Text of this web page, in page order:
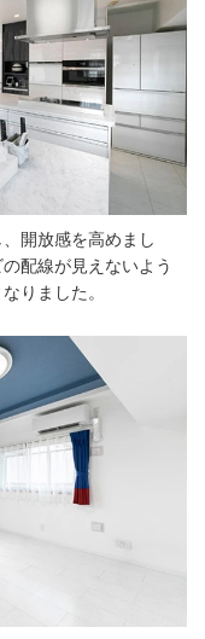
開放感を高めまし
配線が見えないよう
りました。